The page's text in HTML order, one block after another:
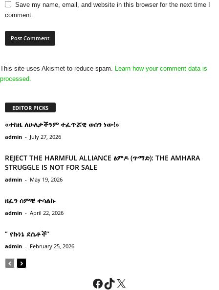
Save my name, email, and website in this browser for the next time I
comment.
This site uses Akismet to reduce spam. Learn how your comment data is
processed.
EDITOR PICKS
«ተከዜ ለሁለታችንም ተፈጥሯዊ ወሰን ነው!»
admin - July 27, 2026
REJECT THE HARMFUL ALLIANCE ፅምዶ (ጥማድ): THE AMHARA
STRUGGLE IS NOT FOR SALE
admin - May 19, 2026
ዘፈን ሰምቼ ተሳልኩ
admin - April 22, 2026
” የኩነኔ ደሴቶች’’
admin - February 25, 2026
Facebook
TikTok
X